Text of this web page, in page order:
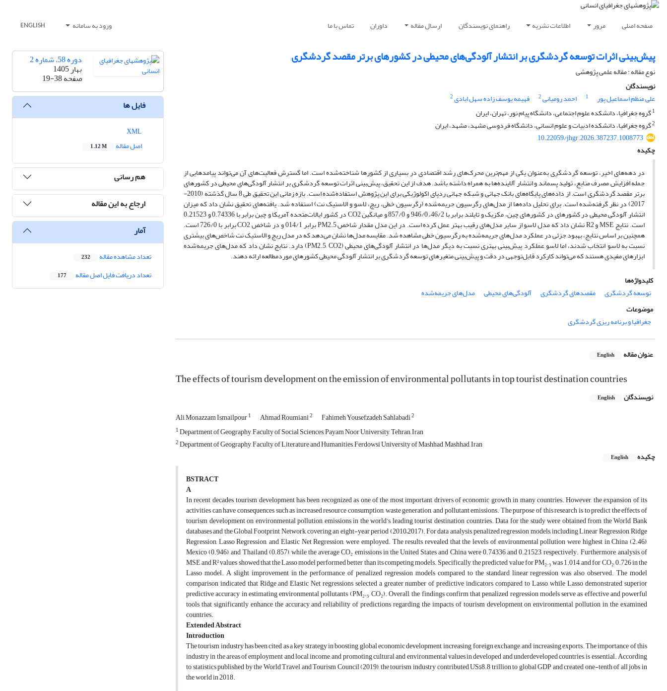
صفحه اصلی مرور اطلاعات نشریه راهنمای نویسندگان ارسال مقاله داوران تماس با ما ورود به سامانه ENGLISH
پیش‌بینی اثرات توسعه گردشگری بر انتشار آلودگی‌های محیطی در کشورهای برتر مقصد گردشگری
نوع مقاله : مقاله علمی پژوهشی
نویسندگان
علی منظم اسماعیل پور
1 احمد رومیانی2 فهیمه یوسف زاده سهل ابادی2
1گروه جغرافیا، دانشکده علوم اجتماعی، دانشگاه پیام نور، تهران، ایران
2گروه جغرافیا، دانشکده ادبیات و علوم انسانی، دانشگاه فردوسی مشهد، مشهد، ایران
10.22059/jhgr.2026.387237.1008773
چکیده
در دهه‌های اخیر، توسعه گردشگری به‌عنوان یکی از مهم‌ترین محرک‌های رشد اقتصادی در بسیاری از کشورها شناخته‌شده است. اما گسترش فعالیت‌های آن می‌تواند پیامدهایی از
جمله افزایش مصرف منابع، تولید پسماند و انتشار آلاینده‌ها به همراه داشته باشد. هدف از این تحقیق، پیش‌بینی اثرات توسعه گردشگری بر انتشار آلودگی‌های محیطی در کشورهای
برتر مقصد گردشگری است. از داده‌های پایگاه‌های بانک جهانی و شبکه جهانی ردپای اکولوژیکی برای این پژوهش استفاده‌شده است.‌ بازه زمانی این تحقیق طی 8 سال گذشته (2010-
2017) در نظر گرفته‌شده است. برای تحلیل داده‌ها از مدل‌های رگرسیون جریمه‌شده (رگرسیون خطی، ریچ، لاسو و الاستیک نت) استفاده شد. یافته‌های تحقیق نشان داد که میزان
انتشار آلودگی محیطی در کشورهای در کشورهای چین، مکزیک و تایلند برابر با 46/2، 946/0 و 857/0 و میانگین CO2 در کشور ایالات‌متحده آمریکا و چین برابر با 0.74336 و 0.21523
است. نتایج MSE و R2 نشان داد که مدل لاسو از سایر مدل‌های رقیب بهتر عمل کرده است. در این مدل مقدار شاخص PM2.5 برابر 014/1 و در شاخص CO2 برابر با 726/0 است.
همچنین بر اساس نتایج، بهبود جزئی در عملکرد مدل‌های جریمه‌شده به رگرسیون خطی مشاهده شد. مقایسه مدل‌ها نشان می‌دهد که در مدل ریج و الاستیک نت شاخص‌های بیشتری
نسبت به لاسو انتخاب شدند، اما لاسو عملکرد پیش‌بینی بهتری نسبت به دیگر مدل‌ها در انتشار آلودگی‌های محیطی (PM2.5, CO2) دارد. نتایج نشان داد که مدل‌های جریمه‌شده
ابزارهای مفیدی هستند که می‌تواند کارکرد قابل‌توجهی در دقت و پیش‌بینی متغیرهای توسعه گردشگری بر انتشار آلودگی محیطی کشورهای موردمطالعه ارائه دهند.
کلیدواژه‌ها
توسعه گردشگری
مقصدهای گردشگری آلودگی‌های محیطی
مدل‌های جریمه‌شده
موضوعات
جغرافیا و برنامه ریزی گردشگری
عنوان مقاله English
The effects of tourism development on the emission of environmental pollutants in top tourist destination countries
نویسندگان English
Ali Monazzam Ismailpour1 Ahmad Roumiani2 Fahimeh Yousefzadeh Sahlabadi2
1Department of Geography, Faculty of Social Sciences, Payam Noor University, Tehran, Iran
2Department of Geography, Faculty of Literature and Humanities, Ferdowsi University of Mashhad, Mashhad, Iran
چکیده
English
BSTRACT
A
In recent decades, tourism development has been recognized as one of the most important drivers of economic growth in many countries. However, the expansion of its
activities can have consequences such as increased resource consumption, waste generation, and pollutant emissions. The purpose of this research is to predict the effects of
tourism development on environmental pollution emissions in the world’s leading tourist destination countries. Data for the study were obtained from the World Bank
databases and the Global Footprint Network, covering an eight-year period (2010–2017). For data analysis, penalized regression models, including Linear Regression, Ridge
Regression, Lasso Regression, and Elastic Net Regression, were employed. The results revealed that the levels of environmental pollution were highest in China (2.46),
Mexico (0.946), and Thailand (0.857), while the average CO₂ emissions in the United States and China were 0.74336 and 0.21523, respectively. Furthermore, analysis of
MSE and R² values showed that the Lasso model performed better than its competing models. Specifically, the predicted value for PM₂.₅ was 1.014, and for CO₂, 0.726 in the
Lasso model. A slight improvement in the performance of penalized regression models compared to the standard linear regression was also observed. The model
comparison indicated that Ridge and Elastic Net regressions selected a greater number of predictive indicators compared to Lasso, while Lasso demonstrated superior
predictive accuracy in estimating environmental pollutants (PM₂.₅, CO₂). Overall, the findings confirm that penalized regression models serve as effective and powerful
tools that significantly enhance the accuracy and reliability of predictions regarding the impacts of tourism development on environmental pollution in the examined
countries.
Extended Abstract
Introduction
The tourism industry has been cited as a key strategy in boosting global economic development, increasing foreign exchange, and increasing exports. The importance of this
industry in the areas of employment and local income, and promoting cultural and environmental values in developed and underdeveloped countries, is essential. According
to statistics published by the World Travel and Tourism Council (2019), the tourism industry contributed US$8.8 trillion to global GDP and created one-tenth of all jobs in
the world in 2018.
دوره 58، شماره 2
بهار 1405
صفحه19-38
فایل ها
اصل مقاله
1.12 M
هم رسانی
ارجاع به این مقاله
آمار
تعداد مشاهده مقاله 232
تعداد دریافت فایل اصل مقاله 177